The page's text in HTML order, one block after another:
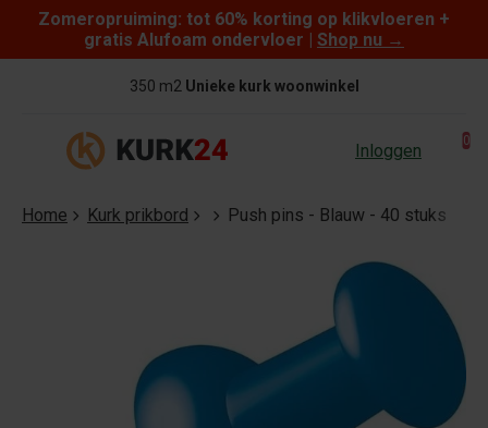
Skip to content
Zomeropruiming: tot 60% korting op klikvloeren +
gratis Alufoam ondervloer | Shop nu →
350 m2 Unieke kurk woonwinkel
Inloggen 0
Home Kurk prikbord Push pins - Blauw - 40 stuks